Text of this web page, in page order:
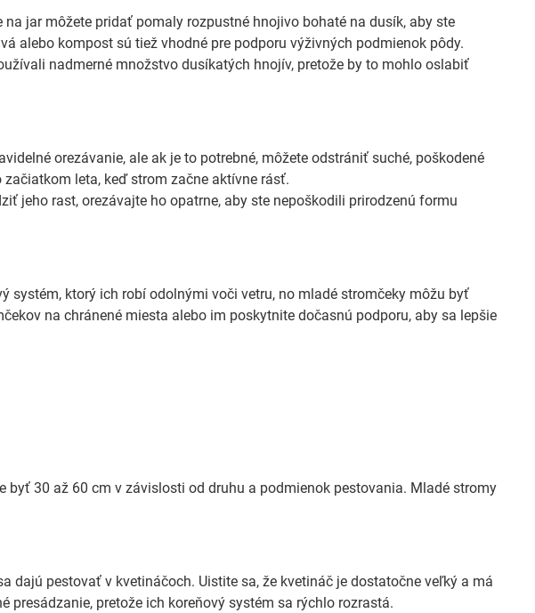
na jar môžete pridať pomaly rozpustné hnojivo bohaté na dusík, aby ste
alebo kompost sú tiež vhodné pre podporu výživných podmienok pôdy.
nadmerné množstvo dusíkatých hnojív, pretože by to mohlo oslabiť
orezávanie, ale ak je to potrebné, môžete odstrániť suché, poškodené
leta, keď strom začne aktívne rásť.
jeho rast, orezávajte ho opatrne, aby ste nepoškodili prirodzenú formu
systém, ktorý ich robí odolnými voči vetru, no mladé stromčeky môžu byť
na chránené miesta alebo im poskytnite dočasnú podporu, aby sa lepšie
byť 30 až 60 cm v závislosti od druhu a podmienok pestovania. Mladé stromy
dajú pestovať v kvetináčoch. Uistite sa, že kvetináč je dostatočne veľký a má
presádzanie, pretože ich koreňový systém sa rýchlo rozrastá.